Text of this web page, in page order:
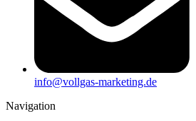
info@vollgas-marketing.de
Navigation